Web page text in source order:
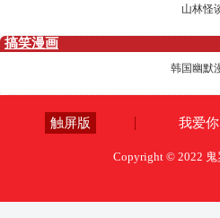
山林怪
搞笑漫画
韩国幽默
触屏版 我爱你
Copyright © 2022